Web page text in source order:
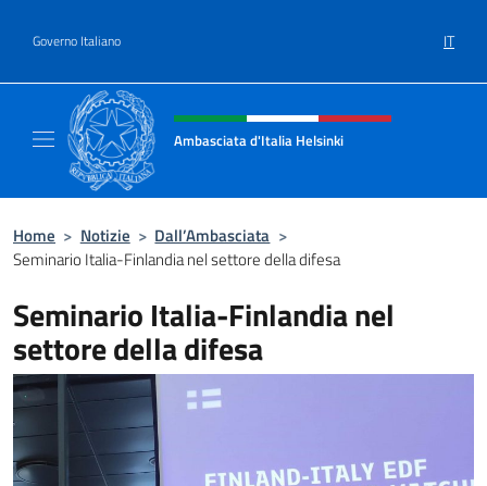
Governo Italiano IT
Intestazione sito, social e menù
Ambasciata d'Italia Helsinki
Home > Notizie > Dall’Ambasciata >
Seminario Italia-Finlandia nel settore della difesa
Seminario Italia-Finlandia nel
settore della difesa